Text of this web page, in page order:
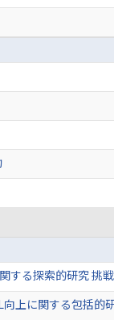
する探索的研究 挑
上に関する包括的